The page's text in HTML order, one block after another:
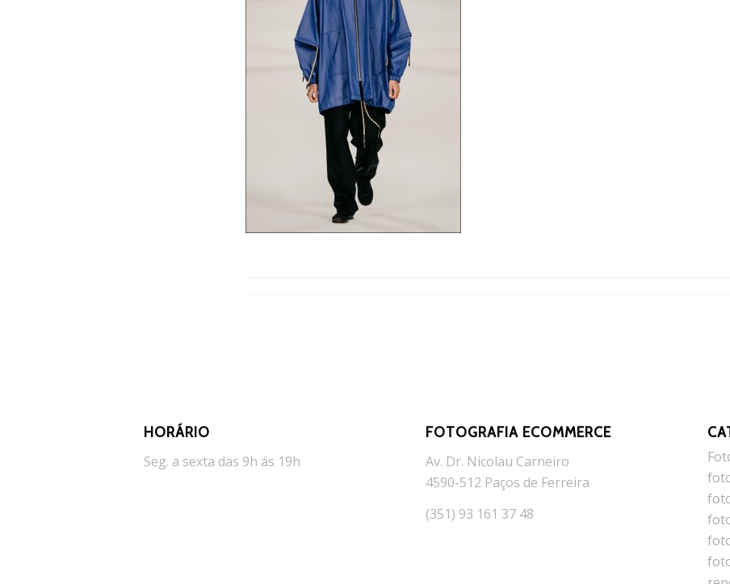
HORÁRIO
Seg. a sexta das 9h ás 19h
FOTOGRAFIA ECOMMERCE
Av. Dr. Nicolau Carneiro
4590-512 Paços de Ferreira
(351) 93 161 37 48